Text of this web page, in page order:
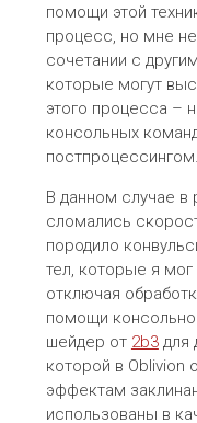
помощи этой
процесс, но мне
сочетании с
которые могут
этого процесса –
консольных
постпроцессингом.
В данном случае в
сломались
породило
тел, которые я мог
отключая
помощи
шейдер от 2b3для
которой в Oblivion
эффектам
использованы в